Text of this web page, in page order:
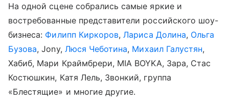
На одной сцене собрались самые яркие и
востребованные представители российского шоу-
бизнеса: Филипп Киркоров,Лариса Долина, Ольга
Бузова, Jony, Люся Чеботина, Михаил Галустян,
Хабиб, Мари Краймбрери, MIA BOYKA, Зара, Стас
Костюшкин, Катя Лель, Звонкий, группа
«Блестящие» и многие другие.